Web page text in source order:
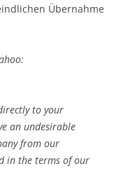
Übernahme
to your
an undesirable
from our
in the terms of our